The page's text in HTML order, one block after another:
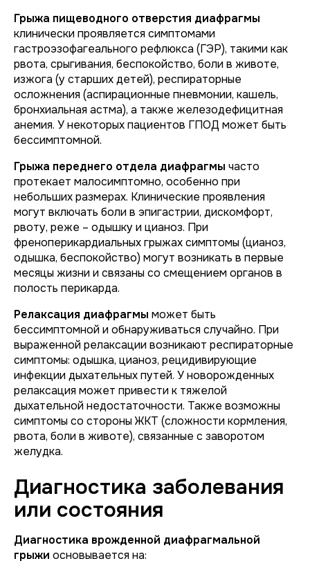
Грыжа пищеводного отверстия диафрагмы
клинически проявляется симптомами
гастроэзофагеального рефлюкса (ГЭР), такими как
рвота, срыгивания, беспокойство, боли в животе,
изжога (у старших детей), респираторные
осложнения (аспирационные пневмонии, кашель,
бронхиальная астма), а также железодефицитная
анемия. У некоторых пациентов ГПОД может быть
бессимптомной.
Грыжа переднего отдела диафрагмы часто
протекает малосимптомно, особенно при
небольших размерах. Клинические проявления
могут включать боли в эпигастрии, дискомфорт,
рвоту, реже – одышку и цианоз. При
френоперикардиальных грыжах симптомы (цианоз,
одышка, беспокойство) могут возникать в первые
месяцы жизни и связаны со смещением органов в
полость перикарда.
Релаксация диафрагмы может быть
бессимптомной и обнаруживаться случайно. При
выраженной релаксации возникают респираторные
симптомы: одышка, цианоз, рецидивирующие
инфекции дыхательных путей. У новорожденных
релаксация может привести к тяжелой
дыхательной недостаточности. Также возможны
симптомы со стороны ЖКТ (сложности кормления,
рвота, боли в животе), связанные с заворотом
желудка.
Диагностика заболевания
или состояния
Диагностика врожденной диафрагмальной
грыжи основывается на: